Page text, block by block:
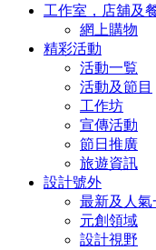
工作室，店舖及
網上購物
精彩活動
活動一覧
活動及節目
工作坊
宣傳活動
節日推廣
旅遊資訊
設計號外
最新及人氣
元創領域
設計視野